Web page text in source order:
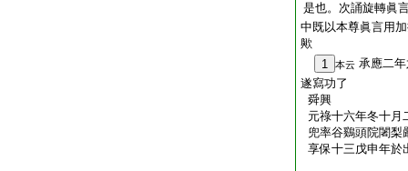
是也。次誦旋轉眞
中既以本尊眞言用
歟
1
本云 承應二
遂寫功了
舜興
元祿十六年冬十月
兜率谷鷄頭院闍梨
享保十三戊申年於